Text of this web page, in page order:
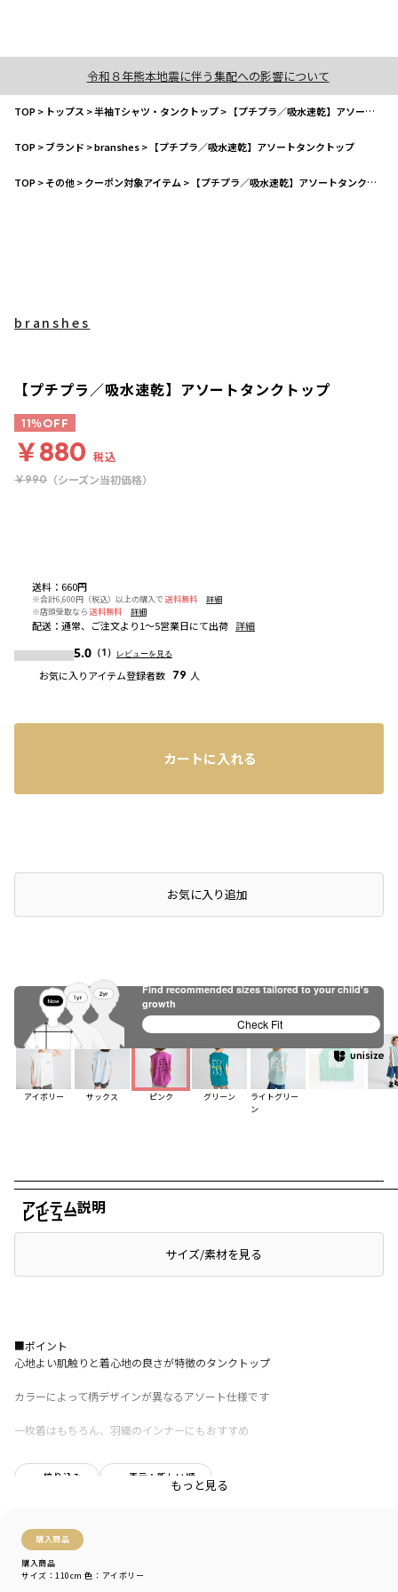
令和８年熊本地震に伴う集配への影響について
TOP> トップス >半袖Tシャツ・タンクトップ> 【プチプラ／吸水速乾】アソートタンクトップ
TOP>ブランド >branshes> 【プチプラ／吸水速乾】アソートタンクトップ
TOP>その他>クーポン対象アイテム > 【プチプラ／吸水速乾】アソートタンクトップ
ピンク
※撮影場所の関係上、着用画像は実物と若干異なる場合があります。
グリーン
※撮影場所の関係上、着用画像は実物と若干異なる場合があります。
ライトグリーン
※撮影場所の関係上、着用画像は実物と若干異なる場合があります。
アイボリー サックス ピンク グリーン
ライトグリー
ン
レビュー
絞り込み 表示：新しい順
購入商品
購入商品
サイズ：110cm 色：アイボリー
送料 ： 660円
※合計6,600円（税込）以上の購入で 送料無料
詳細
※店頭受取なら 送料無料 詳細
配送 ： 通常、ご注文より1～5営業日にて出荷 詳細
5.0 （1） レビューを見る
お気に入りアイテム登録者数 79 人
branshes
【プチプラ／吸水速乾】アソートタンクトップ
11％OFF
￥880 税込
￥990 （シーズン当初価格）
カートに入れる
店頭在庫を確認するお気に入り追加
アイテム説明
サイズ/素材を見る
■ポイント
心地よい肌触りと着心地の良さが特徴のタンクトップ
カラーによって柄デザインが異なるアソート仕様です
一枚着はもちろん、羽織のインナーにもおすすめ
お子さまに安心して着用して頂ける「綿100％」で
吸水速乾性のある加工を施しているので
通園に嬉しい♪お名前ネーム付きです
-----
透け感：オフホワイト・アイボリーカラーは色の特性上、透け感がございま
もっと見る
Find recommended sizes tailored to your child's
growth
Check Fit